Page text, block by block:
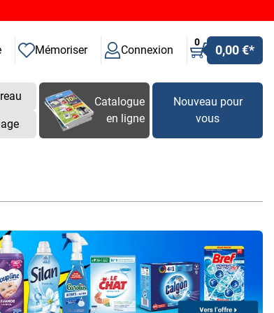
Mémoriser Connexion
0
0,00 €*
Catalogue
en ligne
Nouveau pour
vous